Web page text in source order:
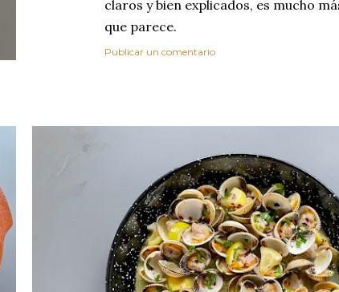
claros y bien explicados, es mucho
que parece.
Publicar un comentario